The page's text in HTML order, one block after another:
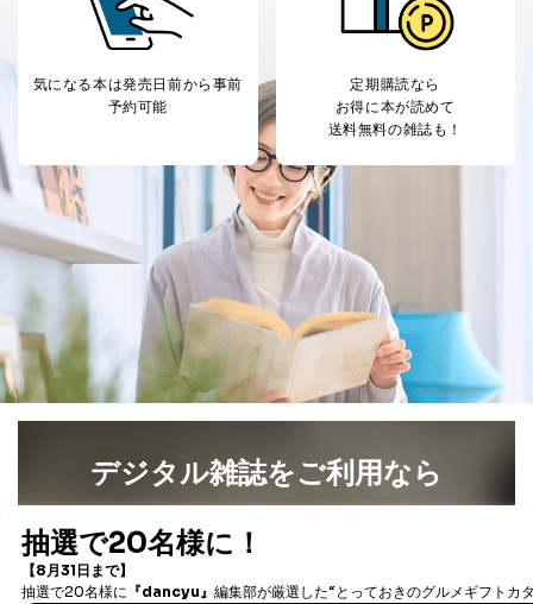
ービス等をご利用
の方の個人情報
個人が特定できない形で取得した
閲覧履歴や購買履歴等の情報を分
応じた新商品・サービスに関する
広告のため
お問い合わせ対応、トラブル対
処、オペレーター教育など応対品
質向上のため
3
当社カスタマーQ＆
Aサービス利用者
カスタマーQ＆Aサイトの投稿内容
の確認のため
ｅメール等によるカスタマーQ＆A
サイトのサービス内容のご案内の
ため
ｅメール等による商品、サービ
ス、キャンペーン等の広告に関す
るご案内のため
採用応募者の方の
採用選考、ご連絡のため
人情報
め
6
パートナー（提携
企業）からの委託
により当社の
定期購読サービス
等をご利用の方の
個人情報
購入商品配送のため
提携企業及びお客様がご購入され
ル等による商品、
に関するご案内のため
気になる本は発売日前から事前
予約可能
定期購読なら
お得に本が読めて
送料無料の雑誌も！
デジタル雑誌をご利用なら
書籍）が無料で読み放題！